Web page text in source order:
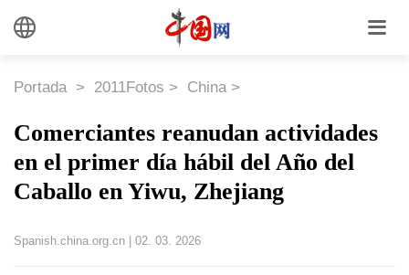
Portada > 2011Fotos > China >
Comerciantes reanudan actividades
en el primer día hábil del Año del
Caballo en Yiwu, Zhejiang
Spanish.china.org.cn 02. 03. 2026